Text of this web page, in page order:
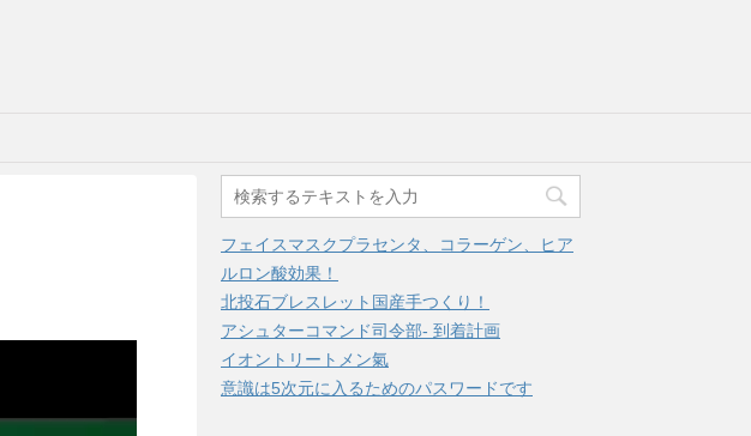
フェイスマスクプラセンタ、コラーゲン、ヒア
ルロン酸効果！
北投石ブレスレット国産手つくり！
アシュターコマンド司令部- 到着計画
イオントリートメン氣
意識は5次元に入るためのパスワードです